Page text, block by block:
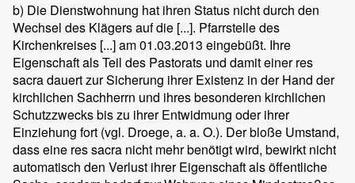
b) Die Dienstwohnung hat ihren Status nicht durch den
Wechsel des Klägers auf die [...]. Pfarrstelle des
Kirchenkreises [...] am 01.03.2013 eingebüßt. Ihre
Eigenschaft als Teil des Pastorats und damit einer res
sacra dauert zur Sicherung ihrer Existenz in der Hand der
kirchlichen Sachherrn und ihres besonderen kirchlichen
Schutzzwecks bis zu ihrer Entwidmung oder ihrer
Einziehung fort (vgl. Droege, a. a. O.). Der bloße Umstand,
dass eine res sacra nicht mehr benötigt wird, bewirkt nicht
automatisch den Verlust ihrer Eigenschaft als öffentliche